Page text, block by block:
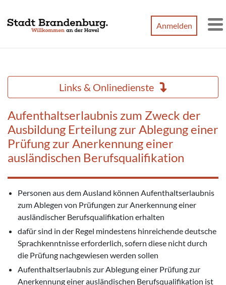
Anmelden
Links & Onlinedienste
Aufenthaltserlaubnis zum Zweck der
Ausbildung Erteilung zur Ablegung einer
Prüfung zur Anerkennung einer
ausländischen Berufsqualifikation
Personen aus dem Ausland können Aufenthaltserlaubnis
zum Ablegen von Prüfungen zur Anerkennung einer
ausländischer Berufsqualifikation erhalten
dafür sind in der Regel mindestens hinreichende deutsche
Sprachkenntnisse erforderlich, sofern diese nicht durch
die Prüfung nachgewiesen werden sollen
Aufenthaltserlaubnis zur Ablegung einer Prüfung zur
Anerkennung einer ausländischen Berufsqualifikation ist